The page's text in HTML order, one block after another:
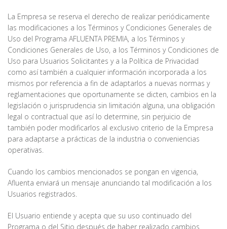
La Empresa se reserva el derecho de realizar periódicamente
las modificaciones a los Términos y Condiciones Generales de
Uso del Programa AFLUENTA PREMIA, a los Términos y
Condiciones Generales de Uso, a los Términos y Condiciones de
Uso para Usuarios Solicitantes y a la Política de Privacidad
como así también a cualquier información incorporada a los
mismos por referencia a fin de adaptarlos a nuevas normas y
reglamentaciones que oportunamente se dicten, cambios en la
legislación o jurisprudencia sin limitación alguna, una obligación
legal o contractual que así lo determine, sin perjuicio de
también poder modificarlos al exclusivo criterio de la Empresa
para adaptarse a prácticas de la industria o conveniencias
operativas.
Cuando los cambios mencionados se pongan en vigencia,
Afluenta enviará un mensaje anunciando tal modificación a los
Usuarios registrados.
El Usuario entiende y acepta que su uso continuado del
Programa o del Sitio después de haber realizado cambios